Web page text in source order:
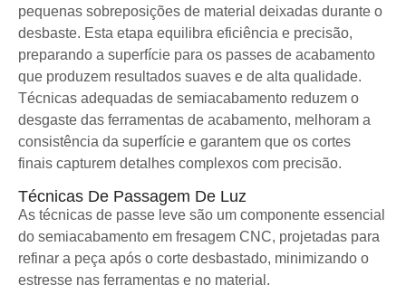
pequenas sobreposições de material deixadas durante o
desbaste. Esta etapa equilibra eficiência e precisão,
preparando a superfície para os passes de acabamento
que produzem resultados suaves e de alta qualidade.
Técnicas adequadas de semiacabamento reduzem o
desgaste das ferramentas de acabamento, melhoram a
consistência da superfície e garantem que os cortes
finais capturem detalhes complexos com precisão.
Técnicas De Passagem De Luz
As técnicas de passe leve são um componente essencial
do semiacabamento em fresagem CNC, projetadas para
refinar a peça após o corte desbastado, minimizando o
estresse nas ferramentas e no material.